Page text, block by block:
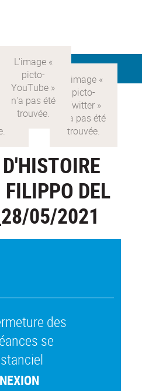
Version française > Recherche >
FILIPPO DEL
05/2021
des
se